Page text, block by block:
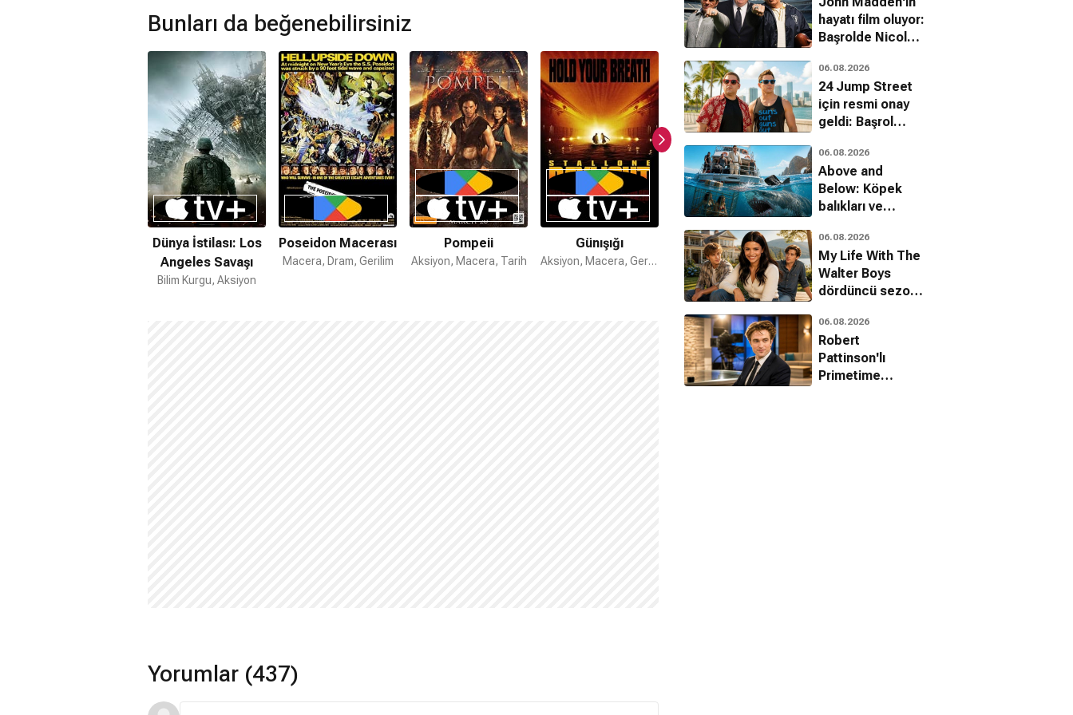
Poseidon&#039;dan Kaçış filmi hiç ödül kazanamamıştır.
Bunları da beğenebilirsiniz
Dünya İstilası: Los
Angeles Savaşı
Bilim Kurgu, Aksiyon
Poseidon Macerası
Macera, Dram, Gerilim
Pompeii
Aksiyon, Macera, Tarih
Günışığı
Aksiyon, Macera, Gerilim
Ruh
Suç, Gerilim, Fantastik
Koruyucu
Aksiyon, Macera, Dram
Yorumlar (437)
hayatı film oluyor:
Başrolde Nicolas
06.08.2026
24 Jump Street
için resmi onay
geldi: Başrol
06.08.2026
Above and
Below: Köpek
balıkları ve
kartelleri karşı
karşıya
06.08.2026
My Life With The
Walter Boys
dördüncü sezon
06.08.2026
Robert
Pattinson'lı
Primetime